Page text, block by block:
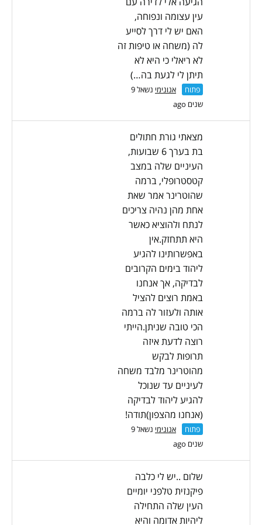
עין עצומה ונפוחה,
האם יש לי דרך לסייע
לה (משחה או טיפות זה
לא ריאלי כי היא לא
תיתן לי לגעת בה…)
פתוח אנונימי
נשאל 9
שנים ago
מצאתי גורת חתולים
בת בערך 6 שבועות,
העיניים שלה במצב
קטסטרופלי, ברמה
שהוטרינר אמר שאת
אחת מהן נהיה צריכים
לנתח ולהוציא כאשר
היא תתחזק.אין
באפשרותינו להגיע
ליהוד בימים הקרובים
לבדיקה, אך אנחנו
באמת רוצים להציל
אותה ולעזור לה ברמה
הכי טובה שניתן.הייתי
רוצה לדעת איזה
תרופות לבקש
מהוטרינר מלבד משחה
לעיניים עד שנוכל
להגיע ליהוד לבדיקה
(אנחנו מהצפון)תודה!
פתוח אנונימי
נשאל 9
שנים ago
שלום ..יש לי כלבה
פיקנזית טלפני יומיים
העין שלה התחילה
ליהיות אדומה והיא